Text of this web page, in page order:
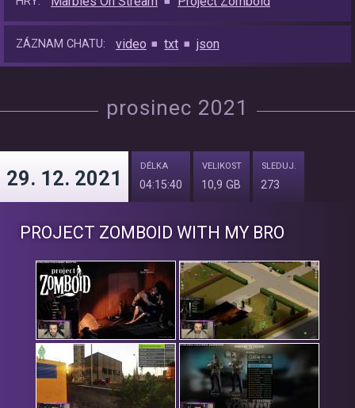
ZÁZNAM CHATU: video txt json
prosinec 2021
29. 12. 2021
DÉLKA
04:15:40
VELIKOST
10,9 GB
SLEDUJ.
273
PROJECT ZOMBOID WITH MY BRO